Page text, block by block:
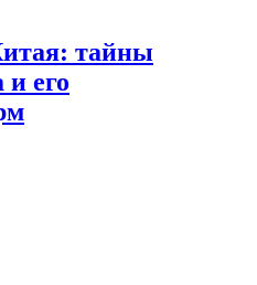
тайны
и его